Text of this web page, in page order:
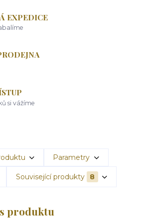
EXPEDICE
si vážíme
Parametry
Související produkty 8
produktu